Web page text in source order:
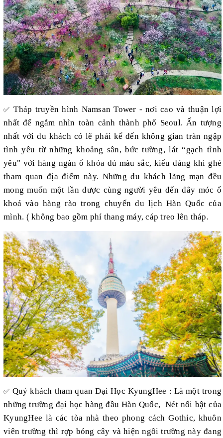
✅Tháp truyền hình Namsan Tower - nơi cao và thuận lợi
nhất để ngắm nhìn toàn cảnh thành phố Seoul. Ấn tượng
nhất với du khách có lẽ phải kể đến không gian tràn ngập
tình yêu từ những khoảng sân, bức tường, lát “gạch tình
yêu" với hàng ngàn ổkhóa đủ màu sắc, kiểu dáng khi ghé
tham quan địa điểm này. Những du khách lãng mạn đều
mong muốn một lần được cùng người yêu đến đây móc ổ
khoá vào hàng rào trong chuyến du lịch Hàn Quốc của
mình. ( không bao gồm phí thang máy, cáp treo lên tháp.
✅ Quý khách tham quan Đại Học KyungHee : Là một trong
những trường đại học hàng đầu Hàn Quốc, Nét nổi bật của
KyungHee là các tòa nhà theo phong cách Gothic, khuôn
viên trường thì rợp bóng cây và hiện ngôi trườngnàyđang